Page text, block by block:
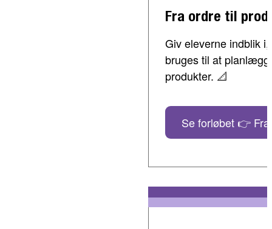
Fra ordre til
Giv eleverne indblik
bruges til at
produkter. 📐
Se forløbet 👉